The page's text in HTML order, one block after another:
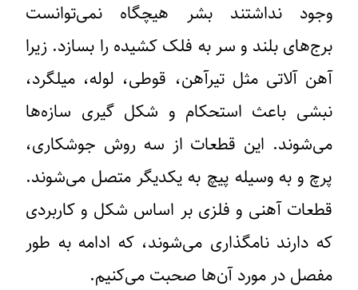
وجود نداشتند بشر هیچگاه نمی‌توانست
برج‌های بلند و سر به فلک کشیده را بسازد. زیرا
آهن آلاتی مثل تیرآهن، قوطی، لوله، میلگرد،
نبشی باعث استحکام و شکل گیری سازه‌ها
می‌شوند. این قطعات از سه روش جوشکاری،
پرچ و به وسیله پیچ به یکدیگر متصل می‌شوند.
قطعات آهنی و فلزی بر اساس شکل و کاربردی
که دارند نامگذاری می‌شوند، که ادامه به طور
مفصل در مورد آن‌ها صحبت می‌کنیم.